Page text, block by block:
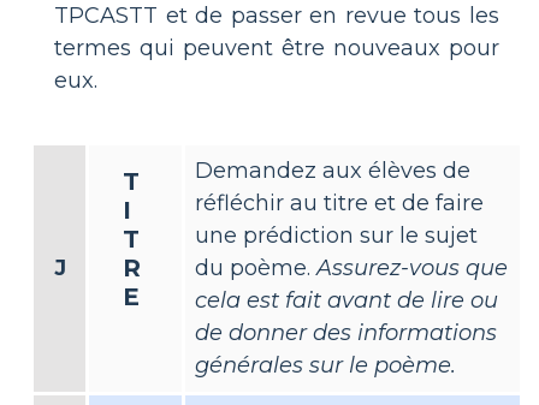
TPCASTT et de passer en revue tous les
termes qui peuvent être nouveaux pour
eux.
J
T
I
T
R
E
Demandez aux élèves de
réfléchir au titre et de faire
une prédiction sur le sujet
du poème.Assurez-vous que
cela est fait avant de lire ou
de donner des informations
générales sur le poème.